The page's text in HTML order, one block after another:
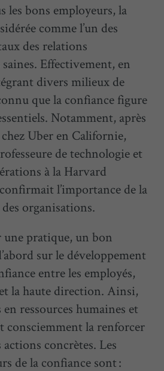
les bons employeurs, la
comme l’un des
des relations
Effectivement, en
divers milieux de
que la confiance figure
Notamment, après
Uber en Californie,
de technologie et
à la Harvard
l’importance de la
organisations.
une pratique, un bon
sur le développement
entre les employés,
la haute direction. Ainsi,
ressources humaines et
consciemment la renforcer
concrètes. Les
de la confiance sont :